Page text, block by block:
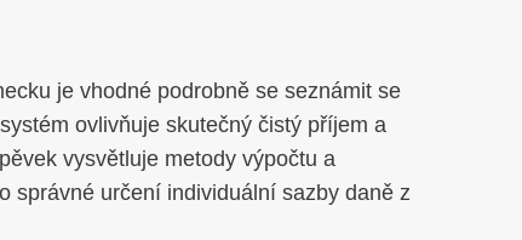
je vhodné podrobně se seznámit se
ovlivňuje skutečný čistý příjem a
vysvětluje metody výpočtu a
správné určení individuální sazby daně z